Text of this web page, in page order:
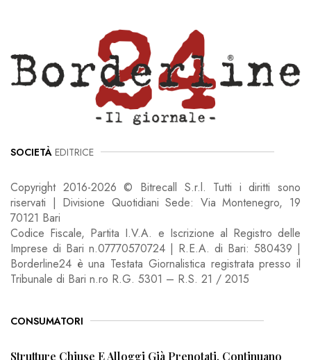
SOCIETÀ EDITRICE
Copyright 2016-2026 © Bitrecall S.r.l. Tutti i diritti sono
riservati | Divisione Quotidiani Sede: Via Montenegro, 19
70121 Bari
Codice Fiscale, Partita I.V.A. e Iscrizione al Registro delle
Imprese di Bari n.07770570724 | R.E.A. di Bari: 580439 |
Borderline24 è una Testata Giornalistica registrata presso il
Tribunale di Bari n.ro R.G. 5301 – R.S. 21 / 2015
CONSUMATORI
Strutture Chiuse E Alloggi Già Prenotati, Continuano